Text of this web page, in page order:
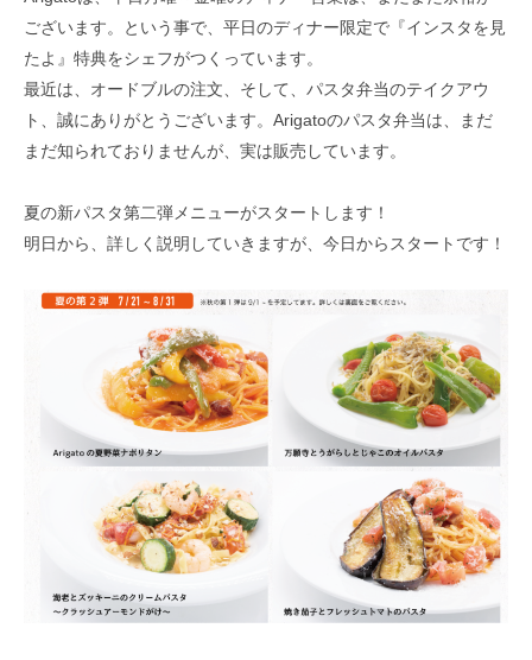
ございます。という事で、平日のディナー限定で『インスタを見
たよ』特典をシェフがつくっています。
最近は、オードブルの注文、そして、パスタ弁当のテイクアウ
ト、誠にありがとうございます。Arigatoのパスタ弁当は、まだ
まだ知られておりませんが、実は販売しています。
夏の新パスタ第二弾メニューがスタートします！
明日から、詳しく説明していきますが、今日からスタートです！